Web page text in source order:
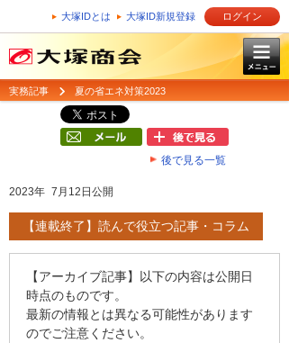
大塚IDとは 大塚ID新規登録 ログイン
実務記事 夏の省エネ対策2023
後で見る一覧
2023年 7月12日公開
【連載終了】読んで役立つ記事・コラム
【アーカイブ記事】以下の内容は公開日
時点のものです。
最新の情報とは異なる可能性があります
のでご注意ください。